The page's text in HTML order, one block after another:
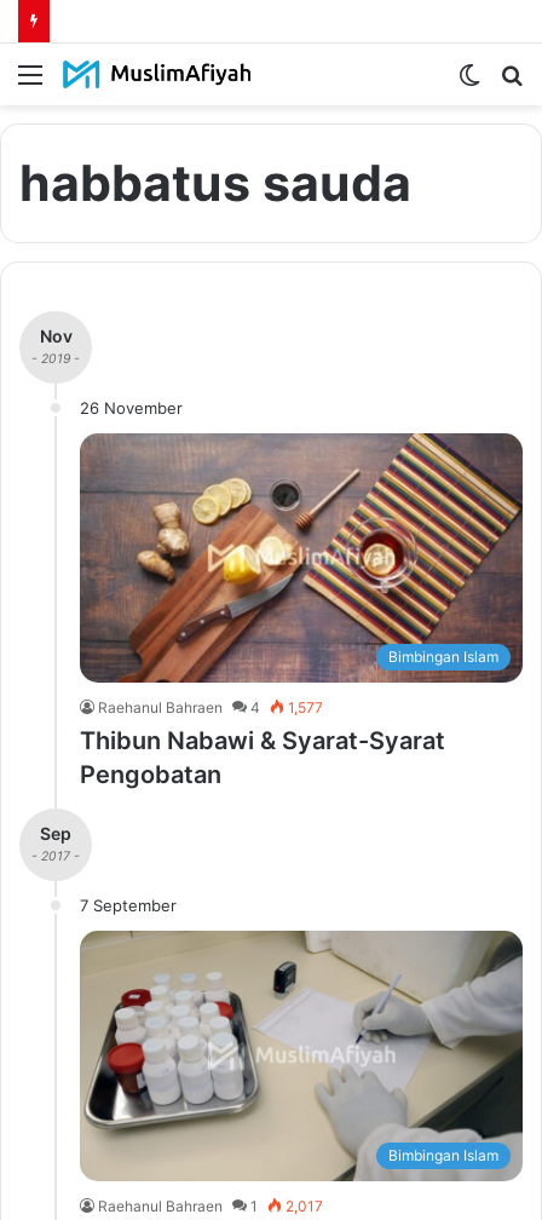
Menu
Switch
habbatus sauda
Nov
- 2019 -
26 November
Bimbingan Islam
Raehanul Bahraen 4 1,577
Thibun Nabawi & Syarat-Syarat
Pengobatan
Sep
- 2017 -
7 September
Bimbingan Islam
Raehanul Bahraen 1 2,017